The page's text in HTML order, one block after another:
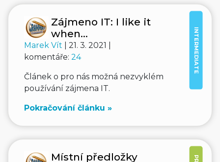
INTERMEDIATE
Zájmeno IT: I like it
when...
Marek Vít
| 21. 3. 2021 |
komentáře: 24
Článek o pro nás možná nezvyklém
používání zájmena IT.
Pokračování článku »
Místní předložky